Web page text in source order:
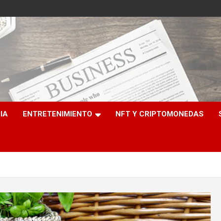
ENTRETENIMIENTO NFT Y CRIPTOMONEDAS